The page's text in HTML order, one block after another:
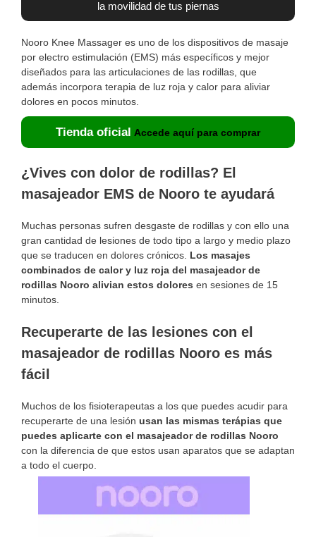
la movilidad de tus piernas
Nooro Knee Massager es uno de los dispositivos de masaje
por electro estimulación (EMS) más específicos y mejor
diseñados para las articulaciones de las rodillas, que
además incorpora terapia de luz roja y calor para aliviar
dolores en pocos minutos.
Tienda oficial Accede aquí para comprar
¿Vives con dolor de rodillas? El
masajeador EMS de Nooro te ayudará
Muchas personas sufren desgaste de rodillas y con ello una
gran cantidad de lesiones de todo tipo a largo y medio plazo
que se traducen en dolores crónicos. Los masajes
combinados de calor y luz roja del masajeador de
rodillas Nooro alivian estos dolores en sesiones de 15
minutos.
Recuperarte de las lesiones con el
masajeador de rodillas Nooro es más
fácil
Muchos de los fisioterapeutas a los que puedes acudir para
recuperarte de una lesión usan las mismas terápias que
puedes aplicarte con el masajeador de rodillas Nooro
con la diferencia de que estos usan aparatos que se adaptan
a todo el cuerpo.